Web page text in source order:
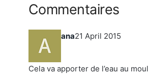
Commentaires
ana21 April 2015
Cela va apporter de l’eau au